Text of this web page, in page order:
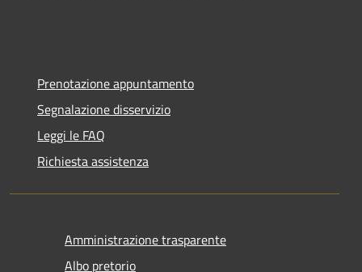
Prenotazione appuntamento
Segnalazione disservizio
Leggi le FAQ
Richiesta assistenza
Amministrazione trasparente
Albo pretorio